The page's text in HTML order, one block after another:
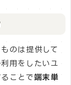
のは提供して
用をしたいユ
ることで端末単